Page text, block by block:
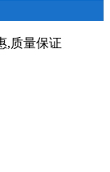
,质量保证